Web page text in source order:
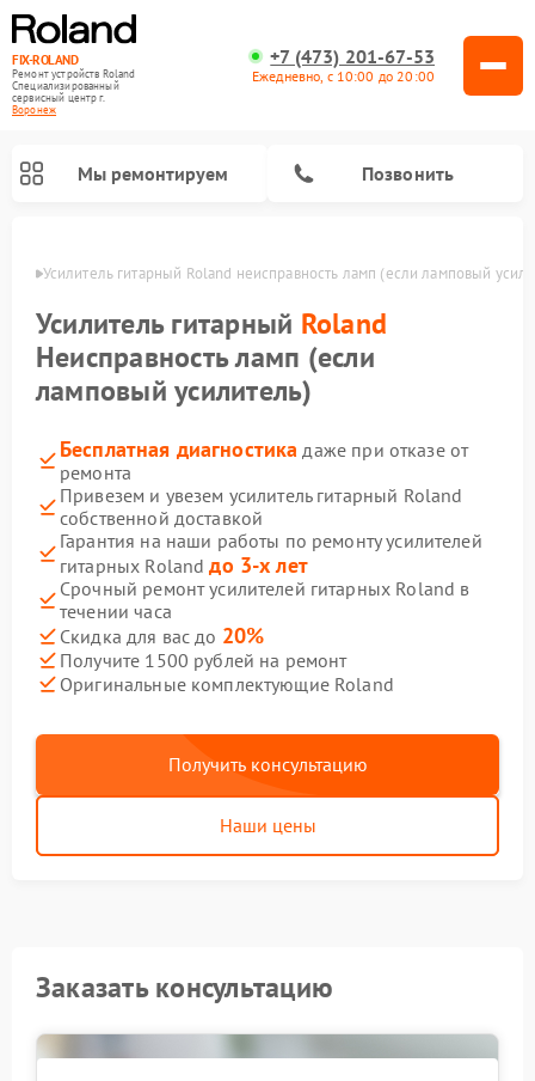
FIX-ROLAND
Ремонт устройств Roland
Специализированный
cервисный центр г.
Воронеж
+7 (473) 201-67-53
Ежедневно, с 10:00 до 20:00
Мы ремонтируем Позвонить
Усилитель гитарный Roland неисправность ламп (если ламповый
Усилитель гитарный Roland
Неисправность ламп (если
ламповый усилитель)
Бесплатная диагностика даже при отказе от
ремонта
Привезем и увезем усилитель гитарный Roland
собственной доставкой
Гарантия на наши работы по ремонту усилителей
гитарных Rolandдо 3-х лет
Срочный ремонт усилителей гитарных Roland в
течении часа
Скидка для вас до 20%
Получите 1500 рублей на ремонт
Оригинальные комплектующие Roland
Получить консультацию
Наши цены
Заказать консультацию